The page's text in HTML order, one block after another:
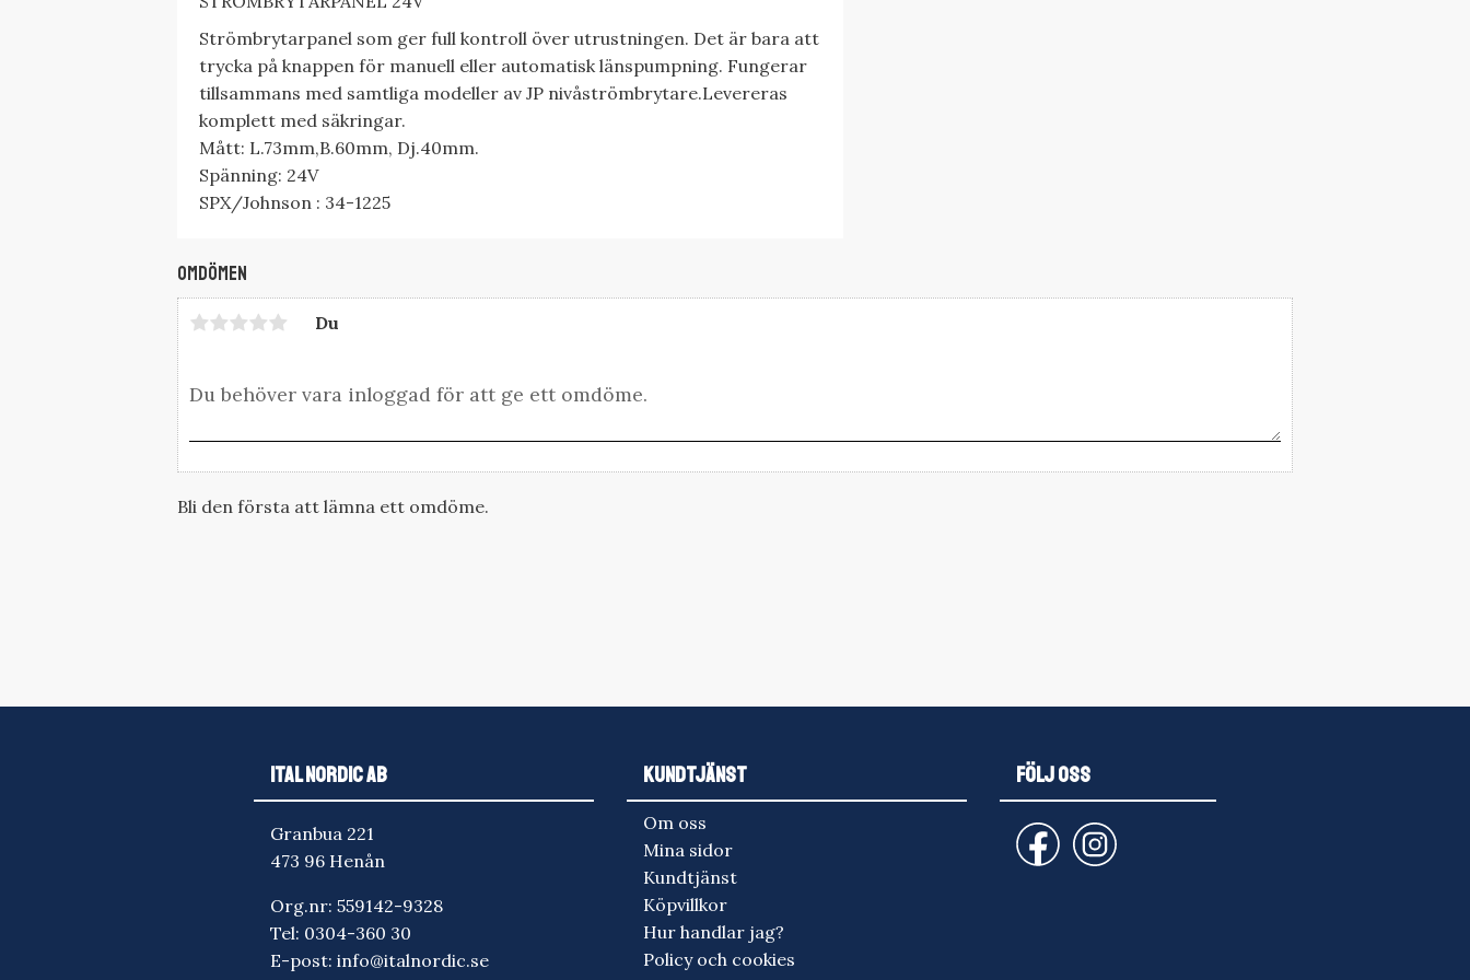
Strömbrytarpanel som ger full kontroll över utrustningen. Det är bara att
trycka på knappen för manuell eller automatisk länspumpning. Fungerar
tillsammans med samtliga modeller av JP nivåströmbrytare.Levereras
komplett med säkringar.
Mått: L.73mm,B.60mm, Dj.40mm.
Spänning: 24V
SPX/Johnson : 34-1225
Omdömen
Du
Bli den första att lämna ett omdöme.
ITAL NORDIC AB
Granbua 221
473 96 Henån
Org.nr: 559142-9328
Tel: 0304-360 30
E-post:info@italnordic.se
KUNDTJÄNST
Om oss
Mina sidor
Kundtjänst
Köpvillkor
Hur handlar jag?
Policy och cookies
FÖLJ OSS